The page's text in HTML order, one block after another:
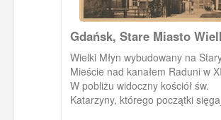
Gdańsk, Stare Miasto
Młyn i kościół św.
Danzig Grosse Mühle u.
Katharinen - Kirche
Wielki Młyn wybudowany na
Mieście nad kanałem Raduni w
W pobliżu widoczny kościół św.
Katarzyny, którego początki